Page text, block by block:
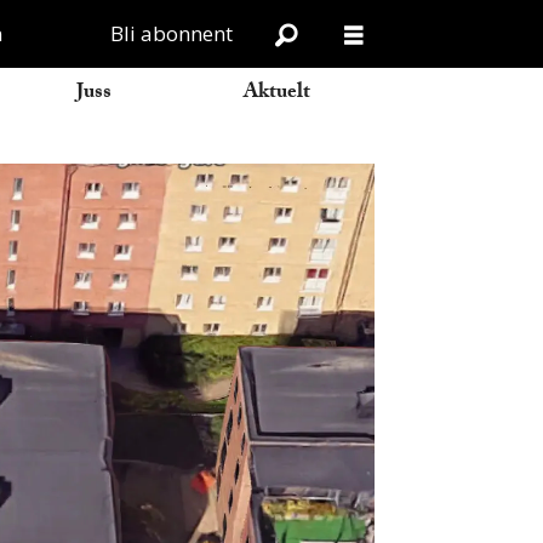
Bli abonnent
Juss Aktuelt